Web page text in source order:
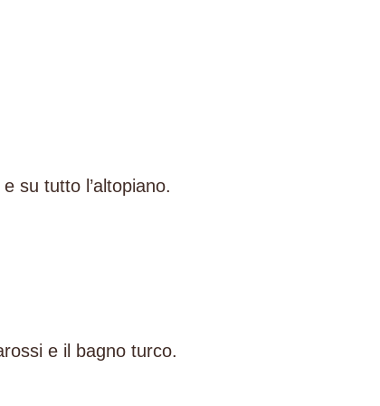
su tutto l’altopiano.
e il bagno turco.